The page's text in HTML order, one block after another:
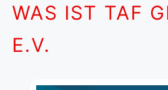
WAS IST TAF
E.V.